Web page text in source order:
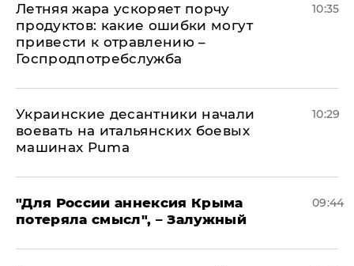
Летняя жара ускоряет порчу
продуктов: какие ошибки могут
привести к отравлению –
Госпродпотребслужба
10:35
Украинские десантники начали
воевать на итальянских боевых
машинах Puma
10:29
"Для России аннексия Крыма
потеряла смысл", – Залужный
09:44